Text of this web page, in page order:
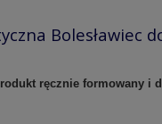
Bolesławiec
ręcznie formowany i